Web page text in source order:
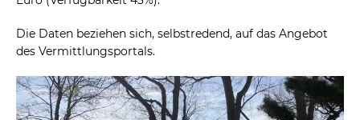
Die Daten beziehen sich, selbstredend, auf das Angebot
des Vermittlungsportals.